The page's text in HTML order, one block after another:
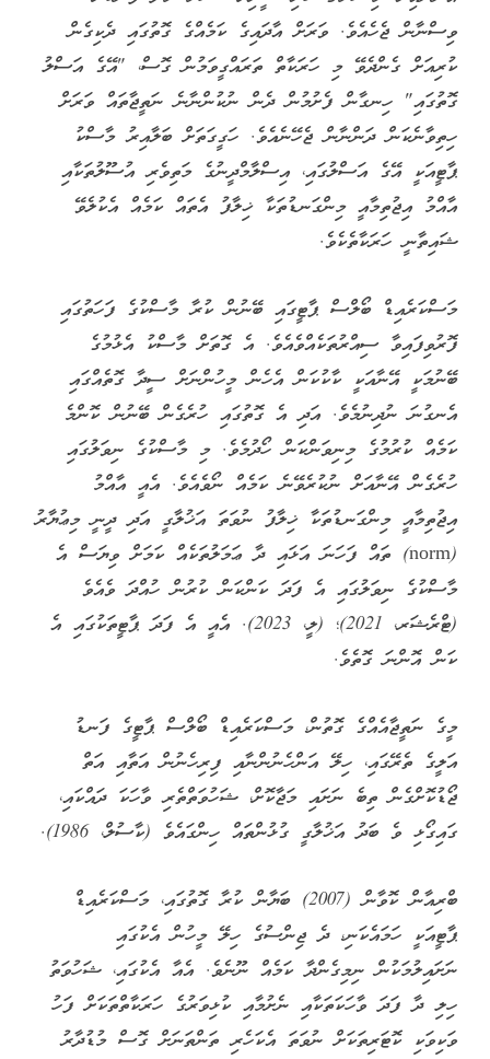
ވިސްނާން ޖެހެއެވެ. ވަރަށް އާދައިގެ ކަމެއްގެ ގޮތުގައި ދެކިގެން
ކުރިއަށް ގެންދެވޭ މި ހަރަކާތް ތަރައްގީވަމުން ގޮސް، "އޭގެ އަސްލު
ގޮތުގައި" ހިނގާން ފެށުމުން ދެން ނުކުންނާނެ ނަތީޖާތައް ވަރަށް
ހިތިވާނެކަން ދަންނާން ޖެހޭނެއެވެ. ހަގީގަތަށް ބަލާއިރު މާސްކު
ޕާޓީއަކީ އޭގެ އަސްލުގައި، އިސްލާމްދީނުގެ މަތިވެރި އުސޫލުތަކާއި
އާއްމު އިޖުތިމާއީ މިންގަނޑުތަކާ ޚިލާފު އެތައް ކަމެއް އެކުލެވޭ
ޝައިތާނީ ހަރަކާތެކެވެ.
މަސްކަރެއިޑް ބޯލްސް ޕާޓީގައި ބޭނުން ކުރާ މާސްކުގެ ފަހަތުގައި
ފޮރުވިފައިވާ ސިއްރުތަކެއްވެއެވެ. އެ ގޮތަށް މާސްކު އެޅުމުގެ
ބޭނުމަކީ އޭނާއަކީ ކާކުކަން އެހެން މީހުންނަށް ސީދާ ގޮތެއްގައި
އެނގުނަ ނުދިނުމެވެ. އަދި އެ ގޮތުގައި ހުރެގެން ބޭނުން ކޮންމެ
ކަމެއް ކުރުމުގެ މިނިވަންކަން ހޯދުމެވެ. މި މާސްކުގެ ނިވަލުގައި
ހުރެގެން އޭނާއަށް ނުކުރެވޭނެ ކަމެއް ނޯވެއެވެ. އެއީ އާއްމު
އިޖުތިމާއީ މިންގަނޑުތަކާ ޚިލާފު ނުވަތަ އަޚުލާގީ އަދި ދީނީ މިޢުޔާރު
(norm) ތައް ފަހަނަ އަޅައި ދާ ޢަމަލުތަކެއް ކަމަށް ވިޔަސް އެ
މާސްކުގެ ނިވަލުގައި އެ ފަދަ ކަންކަން ކުރުން ހުއްދަ ވެއެވެ
(ޓްރެޝަރ، 2021)؛ (ލީ، 2023). އެއީ އެ ފަދަ ޕާޓީތަކުގައި އެ
ކަން އޮންނަ ގޮތެވެ.
މީގެ ނަތީޖާއެއްގެ ގޮތުން، މަސްކަރެއިޑް ބޯލްސް ޕާޓީގެ ފަނޑު
އަލީގެ ތެރޭގައި، ހިލޭ އަންހެނުންނާއި ފިރިހެނުން އަތާއި އަތް
ޖޯޑުކޮށްގެން ތިބެ ނަށައި މަޖާކޮށް، ޝަހުވަތްތެރި ވާހަކަ ދައްކައި،
ގައިގޯޅި ވެ ބަދު އަޚުލާގީ ގުޅުންތައް ހިންގައެވެ (ކާސުލް، 1986).
ބްރިއާން ކޮވާން (2007) ބަޔާން ކުރާ ގޮތުގައި، މަސްކަރެއިޑް
ޕާޓީއަކީ ހަމައެކަނި، ދެ ޖިންސުގެ ހިލޭ މީހުން އެކުގައި
ނަށައިލުމަކުން ނިމިގެންދާ ކަމެއް ނޫނެވެ. އެއާ އެކުގައި، ޝަހުވަތު
ހިލި ދާ ފަދަ ވާހަކަތަކާއި ނެށުމާއި ކުޅިވަރުގެ ހަރަކާތްތަކަށް ފަހު
ވަކިވަކި ކޮޓަރިތަކަށް ނުވަތަ އެކަހެރި ތަންތަނަށް ގޮސް މުޑުދާރު